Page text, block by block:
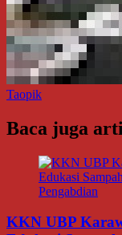
Taopik
Baca juga
KKN UBP